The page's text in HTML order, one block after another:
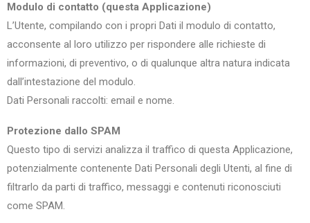
Modulo di contatto (questa Applicazione)
L’Utente, compilando con i propri Dati il modulo di contatto,
acconsente al loro utilizzo per rispondere alle richieste di
informazioni, di preventivo, o di qualunque altra natura indicata
dall’intestazione del modulo.
Dati Personali raccolti: email e nome.
Protezione dallo SPAM
Questo tipo di servizi analizza il traffico di questa Applicazione,
potenzialmente contenente Dati Personali degli Utenti, al fine di
filtrarlo da parti di traffico, messaggi e contenuti riconosciuti
come SPAM.